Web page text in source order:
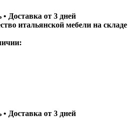
Доставка от 3 дней
итальянской мебели на складе
Доставка от 3 дней